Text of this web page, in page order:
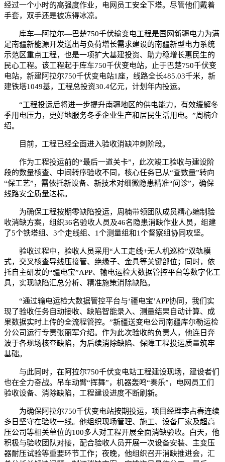
经过一个小时的高强度作业，电网员工安全下塔。尽管他们戴着
手套，双手还是被冻得冰凉。
库车—阿拉尔—巴楚750千伏输变电工程是国网新疆电力为满
足南疆新能源开发送出与负荷增长需求建设的南疆新型电力系统
示范区重点工程，也是一项扩大基建投资、助力稳增长惠民生的
民心工程。该工程起于库车750千伏变电站，止于巴楚750千伏变
电站，新建阿拉尔750千伏变电站1座，线路全长485.03千米，新
建铁塔1049基，工程总投资30.4亿元，计划年内投运。
“工程投运后将进一步提升南疆地区的供电能力，有效缓解冬
季用电压力，更好地服务冬季企业生产和居民生活用电。”周楠介
绍。
目前，工程已经全面进入验收消缺冲刺阶段。
作为工程投运前的“最后一道关卡”，此次竣工验收与建设阶
段的数量核查、中间转序验收不同，核心任务已从“查数量”转向
“保工艺”，需依托新设备、新技术对细微隐患精准“问诊”，确保
线路安全质量达标。
为确保工程按期零缺陷投运，周楠带领团队成员精心编制验
收消缺方案，组织36名验收人员及46名隐患消缺作业人员，组建
了5个铁塔组、3个走线组、1个测量组和1个督察组协同攻坚。
验收过程中，验收人员采用“人工走线+无人机巡检”双轨模
式，交叉核查导线压接管、绝缘子、金具等关键部位；同时，依
托自主研发的“疆电宝”APP、输电运检大数据管控平台等数字化工
具，实现缺陷汇总分析、精准施策消除缺陷。
“通过输电运检大数据管控平台与‘疆电宝’APP协同，我们实
现了验收任务自动接收、缺陷智能录入、测量结果自动计算、成
果数据实时上传的全流程管控。”新疆送变电公司南疆库尔勒运检
分公司运行专责张丽军介绍。作为此次验收的负责人，他连日奔
波于各现场核查缺陷，为后续消除缺陷、保障工程投运质量筑牢
基础。
与此同时，在阿拉尔750千伏变电站工程建设现场，建设者们
也在全力奋战。吊车动臂“挥舞”，机器轰鸣“奏乐”，电网员工们
验收设备、消除缺陷，工程建设进度不断刷新。
为确保阿拉尔750千伏变电站按期投运，项目经理李占春连续
多日坚守在验收一线。他组织现场管理、施工、设备厂家及超高
压公司等相关单位的100多人对工程开展全面消缺验收。白天，他
积极与验收团队对接，配合验收人员开展一次设备安装、主变压
器耐压试验等重要环节工作；夜晚，他组织召开消缺推进会，汇